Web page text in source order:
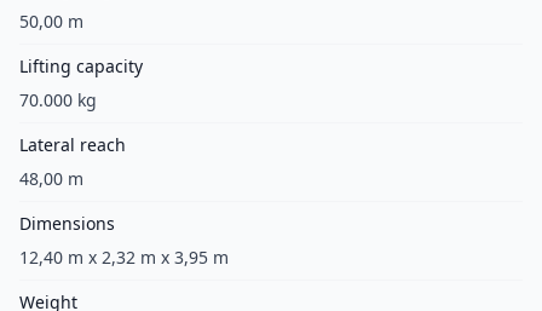
50,00 m
Lifting capacity
70.000 kg
Lateral reach
48,00 m
Dimensions
12,40 m x 2,32 m x 3,95 m
Weight